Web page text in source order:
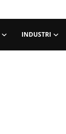
INDUSTRI